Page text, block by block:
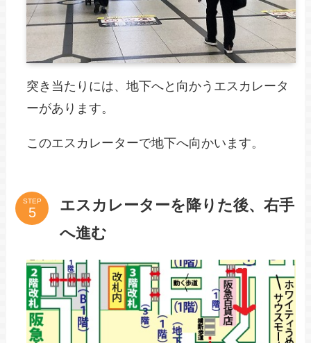
突き当たりには、地下へと向かうエスカレータ
ーがあります。
このエスカレーターで地下へ向かいます。
STEP
エスカレーターを降りた後、右手
へ進む